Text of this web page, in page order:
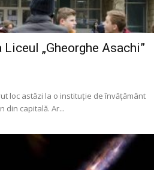
„Gheorghe Asachi”
loc astăzi la o instituție de învățământ
din capitală. Ar...